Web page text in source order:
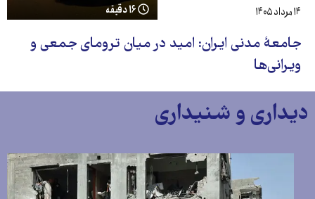
جامعهٔ مدنی ایران: امید در میان ترومای جمعی و
ویرانی‌ها
۱۴ مرداد ۱۴۰۵ ۱۶ دقیقه
دیداری و شنیداری